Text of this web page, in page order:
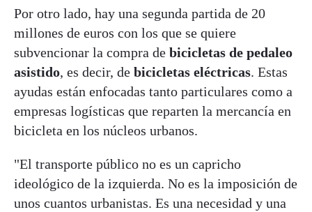
Por otro lado, hay una segunda partida de 20
millones de euros con los que se quiere
subvencionar la compra de bicicletas de pedaleo
asistido, es decir, de bicicletas eléctricas. Estas
ayudas están enfocadas tanto particulares como a
empresas logísticas que reparten la mercancía en
bicicleta en los núcleos urbanos.
"El transporte público no es un capricho
ideológico de la izquierda. No es la imposición de
unos cuantos urbanistas. Es una necesidad y una